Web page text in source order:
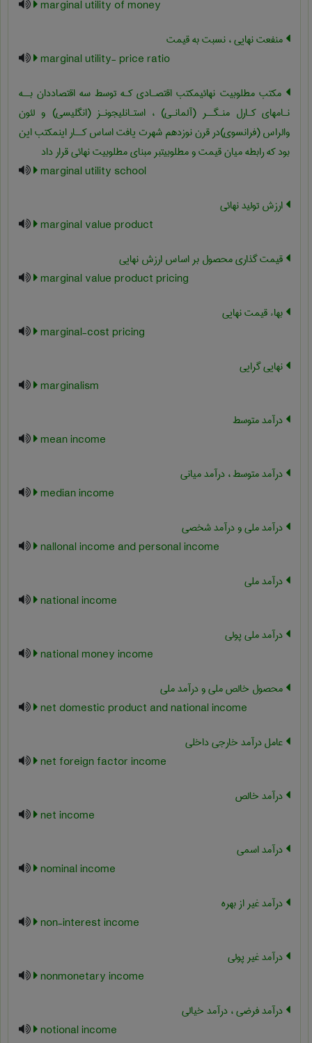
marginal utility of money
منفعت نهایی ، نسبت به قیمت
marginal utility- price ratio
مکتب مطلوبیت نهائیمکتب اقتصـادی کـه توسط سه اقتصاددان بــه
نـامهای کـارل منـگــر (آلمانـی) ، استـانلیجونـز (انگلیسی) و لئون
والراس (فرانسوی)در قرن نوزدهم شهرت یافت اساس کــار اینمکتب این
بود که رابطه میان قیمت و مطلوبیتبر مبنای مطلوبیت نهائی قرار داد
marginal utility school
ارزش تولید نهائی
marginal value product
قیمت گذاری محصول بر اساس ارزش نهایی
marginal value product pricing
بهاء قیمت نهایی
marginal-cost pricing
نهایی گرایی
marginalism
درآمد متوسط
mean income
درآمد متوسط ، درآمد میانی
median income
درآمد ملی و درآمد شخصی
nallonal income and personal income
درآمد ملی
national income
درآمد ملی پولی
national money income
محصول خالص ملی و درآمد ملی
net domestic product and national income
عامل درآمد خارجی داخلی
net foreign factor income
درآمد خالص
net income
درآمد اسمی
nominal income
درآمد غیر از بهره
non-interest income
درآمد غیر پولی
nonmonetary income
درآمد فرضی ، درآمد خیالی
notional income